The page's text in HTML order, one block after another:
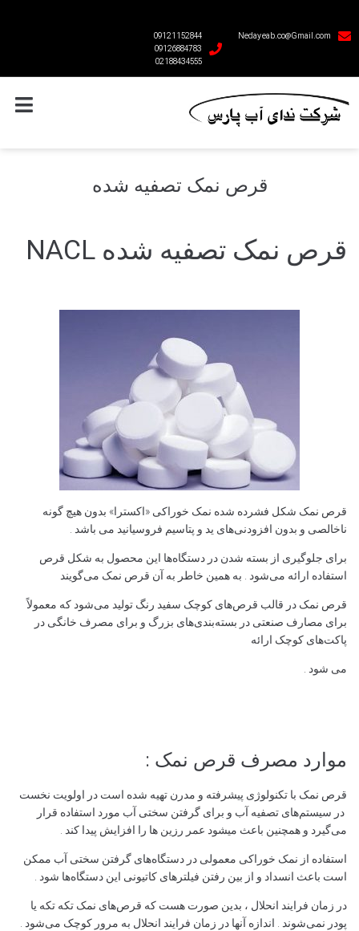
Nedayeab.co@Gmail.com
09121152844
09126884783
02188434555
قرص نمک تصفیه شده
قرص نمک تصفیه شده NACL
قرص نمک شکل فشرده‌ شده نمک خوراکی «اکسترا» بدون هیچ گونه
ناخالصی و بدون افزودنی‌های ید و پتاسیم فروسیانید می باشد .
برای جلوگیری از بسته شدن در دستگاه‌ها این محصول به شکل قرص
استفاده ارائه می‌شود . به همین خاطر به آن قرص نمک می‌گویند
قرص نمک در قالب قرص‌های کوچک سفید رنگ تولید می‌شود که معمولاً
برای مصارف صنعتی در بسته‌بندی‌های بزرگ و برای مصرف خانگی در
پاکت‌های کوچک ارائه
می شود .
موارد مصرف قرص نمک :
قرص نمک با تکنولوژی پیشرفته و مدرن تهیه شده است در اولویت نخست
در سیستم‌های تصفیه آب و برای گرفتن سختی آب مورد استفاده قرار
می‌گیرد و همچنین باعث میشود عمر رزین ها را افزایش پیدا کند .
استفاده از نمک خوراکی معمولی در دستگاه‌های گرفتن سختی آب ممکن
است باعث انسداد و از بین رفتن فیلتر‌های کاتیونی این دستگاه‌ها شود .
در زمان فرایند انحلال ، بدین صورت هست که قرص‌های نمک تکه تکه یا
پودر نمی‌شوند . اندازه آنها در زمان فرایند انحلال به مرور کوچک می‌شود .